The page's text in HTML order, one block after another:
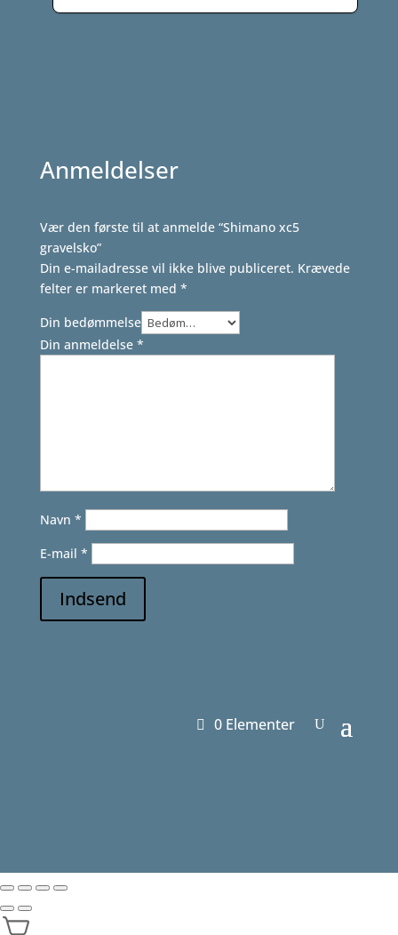
oprindeligeaktuelle
Anmeldelser
Vær den første til at anmelde “Shimano xc5
gravelsko”
Din e-mailadresse vil ikke blive publiceret. Krævede
felter er markeret med *
Din bedømmelse
Din anmeldelse *
Navn *
E-mail *
Indsend
0 Elementer